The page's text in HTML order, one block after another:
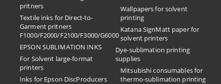
pritners
Textile inks for Direct-to-
Garment pritners
F1000/F2000/F2100/F3000/G6000
EPSON SUBLIMATION INKS
For Solvent large-format
printers
Inks for Epson DiscProducers
Wallpapers for solvent
printing
Katana SignMatt paper for
solvent printers
Dye-sublimation printing
supplies
Mitsubishi consumables for
thermo-sublimation printing